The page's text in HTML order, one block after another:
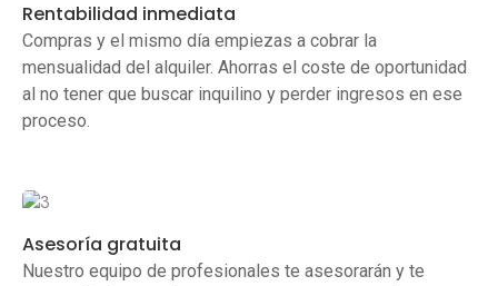
Rentabilidad inmediata
Compras y el mismo día empiezas a cobrar la
mensualidad del alquiler. Ahorras el coste de oportunidad
al no tener que buscar inquilino y perder ingresos en ese
proceso.
Asesoría gratuita
Nuestro equipo de profesionales te asesorarán y te